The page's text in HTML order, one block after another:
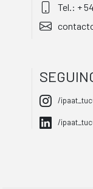
Tel.: +
/
/